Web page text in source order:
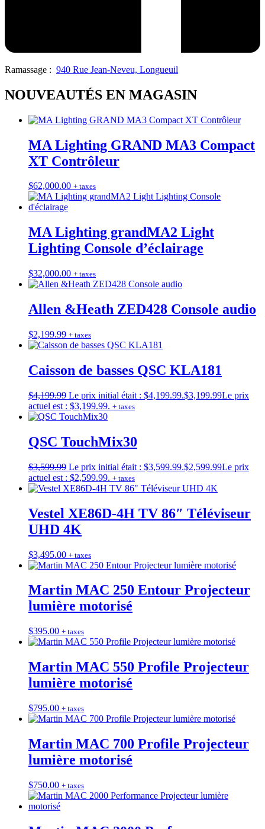
Ramassage : 940 Rue Jean-Neveu, Longueuil
NOUVEAUTÉS EN MAGASIN
MA Lighting GRAND MA3 Compact
XT Contrôleur
$62,000.00 + taxes
MA Lighting grandMA2 Light
Lighting Console d’éclairage
$32,000.00 + taxes
Allen &Heath ZED428 Console audio
$2,199.99 + taxes
Caisson de basses QSC KLA181
$4,199.99 Le prix initial était : $4,199.99.$3,199.99Le prix
actuel est : $3,199.99. + taxes
QSC TouchMix30
$3,599.99 Le prix initial était : $3,599.99.$2,599.99Le prix
actuel est : $2,599.99. + taxes
Vestel XE86D-4H TV 86″ Téléviseur
UHD 4K
$3,495.00 + taxes
Martin MAC 250 Entour Projecteur
lumière motorisé
$395.00 + taxes
Martin MAC 550 Profile Projecteur
lumière motorisé
$795.00 + taxes
Martin MAC 700 Profile Projecteur
lumière motorisé
$750.00 + taxes